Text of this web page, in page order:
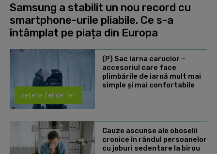
Samsung a stabilit un nou record cu
smartphone-urile pliabile. Ce s-a
întâmplat pe piața din Europa
rețete fel de fel
(P) Sac iarna carucior –
accesoriul care face
plimbările de iarnă mult mai
simple și mai confortabile
Cauze ascunse ale oboselii
cronice în rândul persoanelor
cu joburi sedentare la birou